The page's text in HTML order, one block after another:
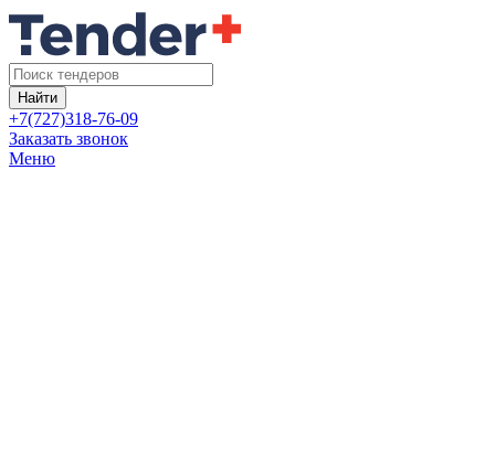
Найти
+7(727)318-76-09
Заказать звонок
Меню